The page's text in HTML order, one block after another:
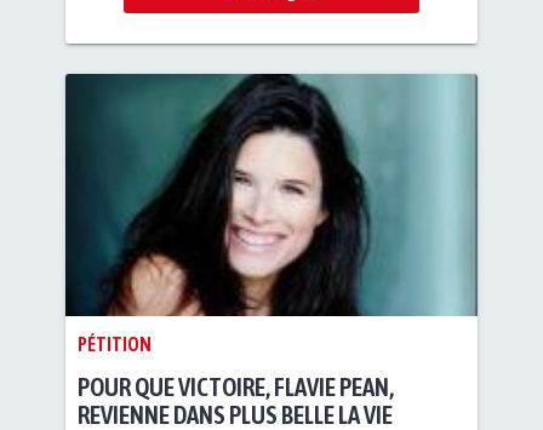
PÉTITION
POUR QUE VICTOIRE, FLAVIE PEAN,
REVIENNE DANS PLUS BELLE LA VIE